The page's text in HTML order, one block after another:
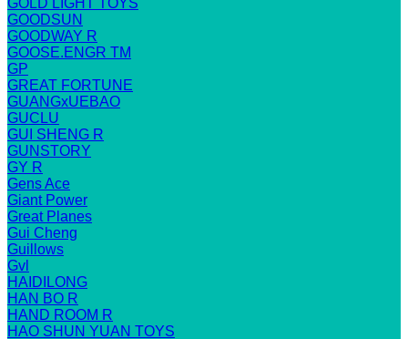
GOLD LIGHT TOYS
GOODSUN
GOODWAY R
GOOSE.ENGR TM
GP
GREAT FORTUNE
GUANGxUEBAO
GUCLU
GUI SHENG R
GUNSTORY
GY R
Gens Ace
Giant Power
Great Planes
Gui Cheng
Guillows
Gvl
HAIDILONG
HAN BO R
HAND ROOM R
HAO SHUN YUAN TOYS